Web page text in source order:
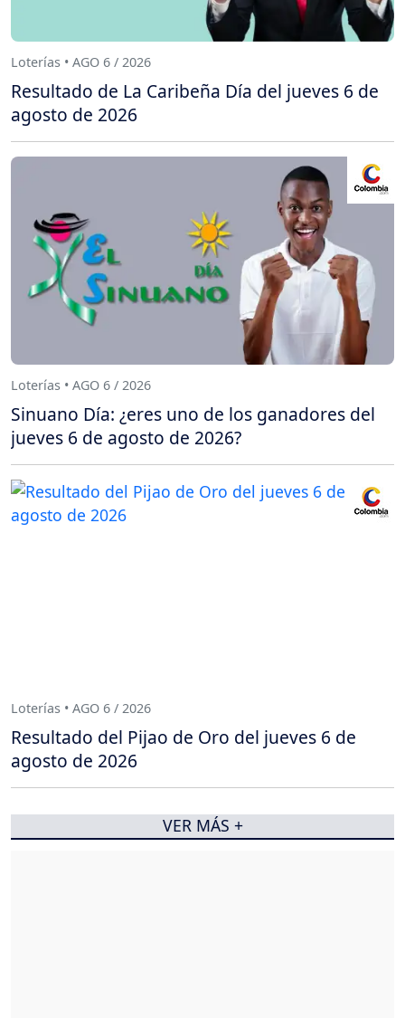
Loterías • AGO 6 / 2026
Resultado de La Caribeña Día del jueves 6 de
agosto de 2026
Loterías • AGO 6 / 2026
Sinuano Día: ¿eres uno de los ganadores del
jueves 6 de agosto de 2026?
Loterías • AGO 6 / 2026
Resultado del Pijao de Oro del jueves 6 de
agosto de 2026
VER MÁS +